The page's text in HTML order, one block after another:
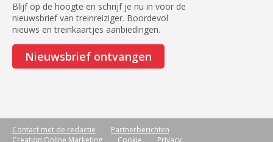
Blijf op de hoogte en schrijf je nu in voor de
nieuwsbrief van treinreiziger. Boordevol
nieuws en treinkaartjes aanbiedingen.
Nieuwsbrief ontvangen
Contact met de redactie
Partnerberichten
Creation Online Marketing
Cookie Privacy